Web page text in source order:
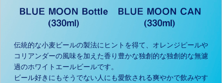
伝統的な小麦ビールの製法にヒントを得て、オレンジピールや
コリアンダーの風味を加えた香り豊かな独創的な独創的な無濾
過のホワイトエールビールです。
ビール好きにもそうでない人にも愛飲される爽やかで飲みやす